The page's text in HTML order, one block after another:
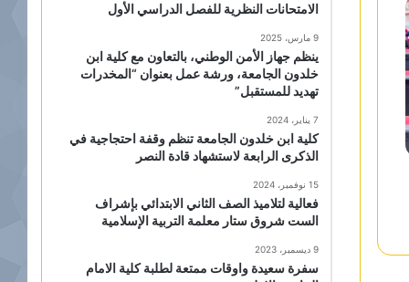
الامتحانات النظرية للفصل الدراسي الأول
9 مارس، 2025
ينظم جهاز الأمن الوطني، بالتعاون مع كلية ابن
خلدون الجامعة، ورشة عمل بعنوان “المخدرات
تهديد للمستقبل”
7 يناير، 2024
كلية ابن خلدون الجامعة تنظم وقفة احتجاجية في
الذكرى الرابعة لاستشهاد قادة النصر
15 نوفمبر، 2024
فعالية لتلاميذ الصف الثاني الابتدائي بإشراف
الست شروق ستار معلمة التربية الإسلامية
9 ديسمبر، 2023
سفرة سعيدة واوقات ممتعة لطلبة كلية الامام